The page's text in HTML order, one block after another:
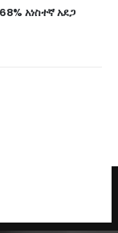
አነስተኛ አደጋ